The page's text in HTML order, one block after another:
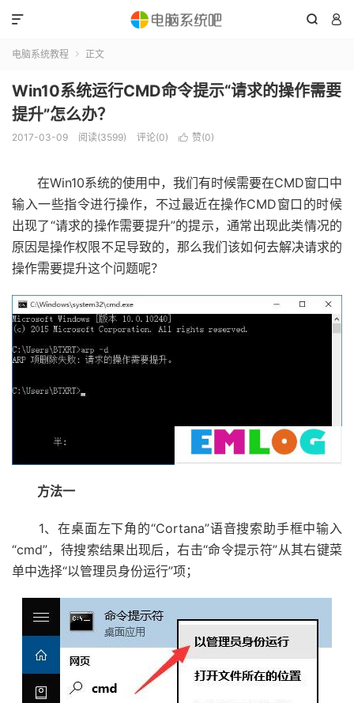
 

电脑系统教程  正文
Win10系统运行CMD命令提示“请求的操作需要
提升”怎么办？
2017-03-09 阅读(3599) 评论(0)  赞(0)
在Win10系统的使用中，我们有时候需要在CMD窗口中
输入一些指令进行操作，不过最近在操作CMD窗口的时候
出现了“请求的操作需要提升”的提示，通常出现此类情况的
原因是操作权限不足导致的，那么我们该如何去解决请求的
操作需要提升这个问题呢？
方法一
1、在桌面左下角的“Cortana”语音搜索助手框中输入
“cmd”，待搜索结果出现后，右击“命令提示符”从其右键菜
单中选择“以管理员身份运行”项；